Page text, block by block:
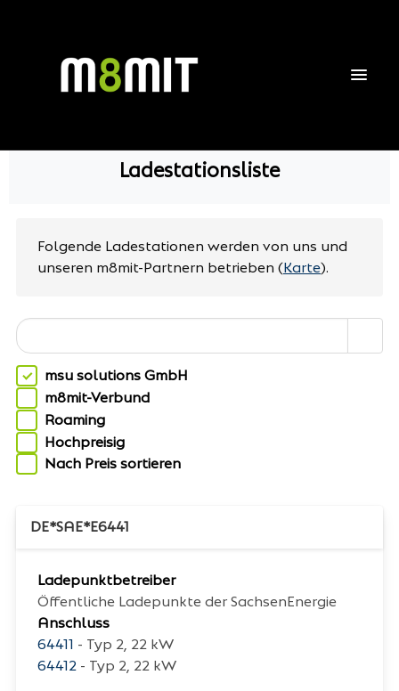
Ladestationsliste
Folgende Ladestationen werden von uns und
unseren m8mit-Partnern betrieben (Karte).
msu solutions GmbH
m8mit-Verbund
Roaming
Hochpreisig
Nach Preis sortieren
DE*SAE*E6441
Ladepunktbetreiber
Öffentliche Ladepunkte der SachsenEnergie
Anschluss
64411 - Typ 2, 22 kW
64412 - Typ 2, 22 kW